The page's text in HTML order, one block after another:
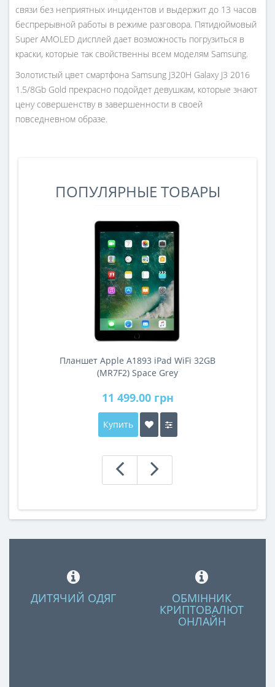
связи без неприятных инцидентов и выдержит до 13 часов
беспрерывной работы в режиме разговора. Пятидюймовый
Super AMOLED дисплей дает возможность погрузиться в
краски, которые так свойственны всем моделям Samsung.
Золотистый цвет смартфона Samsung J320H Galaxy J3 2016
1.5/8Gb Gold прекрасно подойдет девушкам, которые знают
цену совершенству в завершенности в своей
повседневном образе.
ПОПУЛЯРНЫЕ ТОВАРЫ
Планшет Apple A1893 iPad WiFi 32GB
(MR7F2) Space Grey
11 499.00 грн
Купить
ДИТЯЧИЙ ОДЯГ ОБМІННИК
КРИПТОВАЛЮТ
ОНЛАЙН